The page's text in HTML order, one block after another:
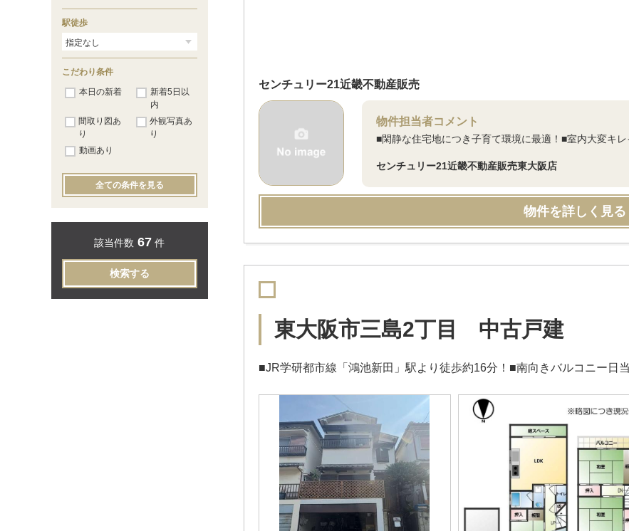
センチュリー21近畿不動産販売
物件担当者コメント
■閑静な住宅地につき子育て環境に最適！■室内大変キ
センチュリー21近畿不動産販売東大阪店
物件を詳しく見る
東大阪市三島2丁目 中古戸建
■JR学研都市線「鴻池新田」駅より徒歩約16分！■南向きバルコニー日
駅徒歩
こだわり条件
本日の新着
新着5日以
内
間取り図あ
り
外観写真あ
り
動画あり
全ての条件を見る
該当件数 67 件
検索する